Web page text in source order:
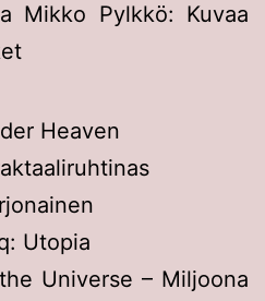
Mikko Pylkkö: Kuvaa
Heaven
Utopia
Universe – Miljoona